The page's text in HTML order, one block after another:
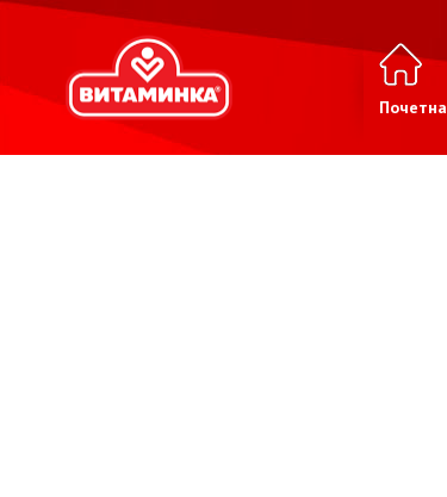
Почетна